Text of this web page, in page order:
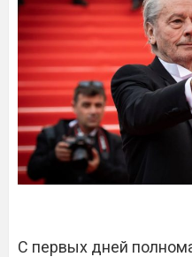
С первых дней